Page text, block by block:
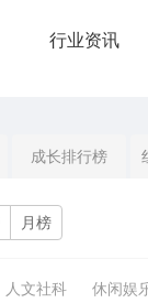
行业资讯
成长排行榜
月榜
人文社科
休闲娱